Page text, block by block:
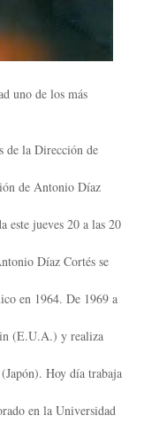
uno de los más
de la Dirección de
de Antonio Díaz
este jueves 20 a las 20
Díaz Cortés se
en 1964. De 1969 a
(E.U.A.) y realiza
Hoy día trabaja
en la Universidad